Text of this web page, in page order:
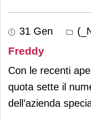
31 Gen
Freddy
Con le recenti
quota sette il
dell’azienda